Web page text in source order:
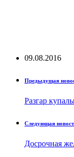
09.08.2016
Предыдущая
Разгар
Следующая
Досрочная